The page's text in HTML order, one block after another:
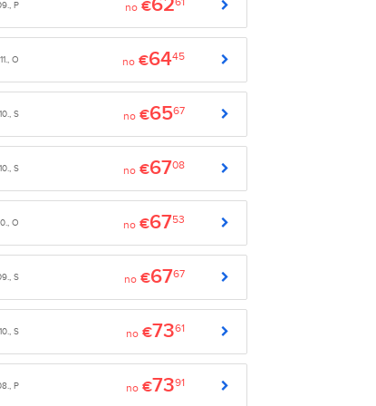
P no €62
O no €6445
S no €6567
S no €6708
O no €6753
S no €6767
S no €7361
P no €7391